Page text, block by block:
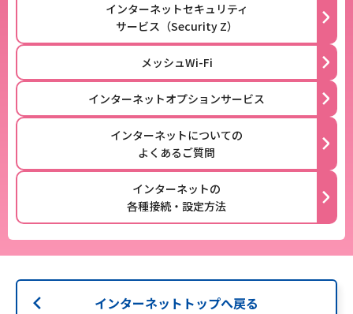
インターネットセキュリティ
サービス（Security Z）
メッシュWi-Fi
インターネットオプションサービス
インターネットについての
よくあるご質問
インターネットの
各種接続・設定方法
インターネットトップへ戻る